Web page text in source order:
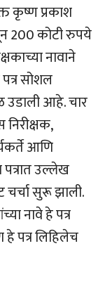
कृष्ण प्रकाश
200 कोटी रुपये
नावाने
सोशल
उडाली आहे. चार
आणि
पत्रात उल्लेख
सुरू झाली.
नावे हे पत्र
पत्र लिहिलेच